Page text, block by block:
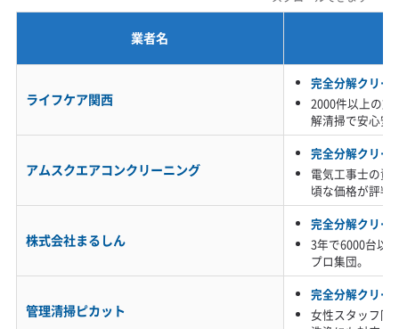
年末年始対応
防カビ・抗菌 消臭処理 防汚コーティング
業者名
ライフケア関西
完全分解クリー
2000件以上の施
解清掃で安心安
アムスクエアコンクリーニング
完全分解クリー
電気工事士の資
頃な価格が評判
株式会社まるしん
完全分解クリー
3年で6000台以
プロ集団。
管理清掃ピカット
完全分解クリー
女性スタッフ同